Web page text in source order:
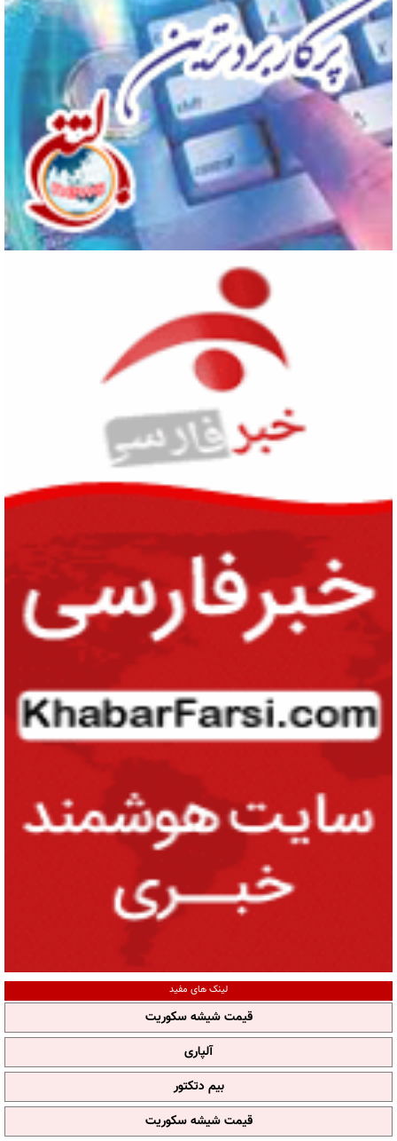
لینک های مفید
قیمت شیشه سکوریت
آلپاری
بیم دتکتور
قیمت شیشه سکوریت